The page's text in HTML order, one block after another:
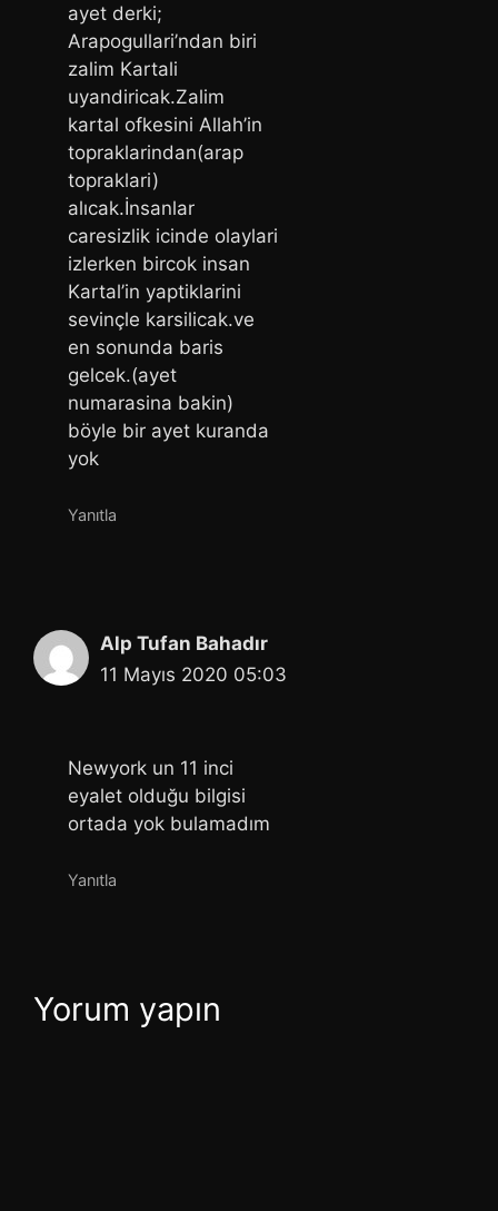
ayet derki;
Arapogullari’ndan biri
zalim Kartali
uyandiricak.Zalim
kartal ofkesini Allah’in
topraklarindan(arap
topraklari)
alıcak.İnsanlar
caresizlik icinde olaylari
izlerken bircok insan
Kartal’in yaptiklarini
sevinçle karsilicak.ve
en sonunda baris
gelcek.(ayet
numarasina bakin)
böyle bir ayet kuranda
yok
Yanıtla
Alp Tufan Bahadır
11 Mayıs 2020 05:03
Newyork un 11 inci
eyalet olduğu bilgisi
ortada yok bulamadım
Yanıtla
Yorum yapın